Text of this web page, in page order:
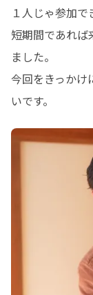
１人じゃ参加で
短期間であれ
ました。
今回をきっかけ
いです。